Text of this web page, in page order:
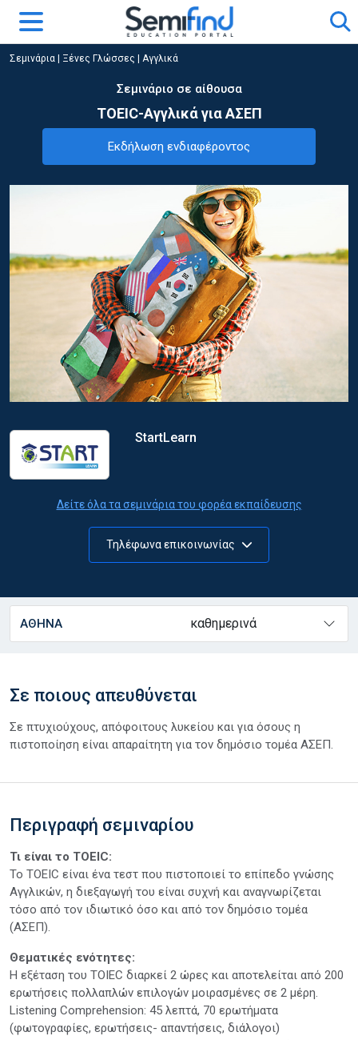
Σεμινάρια Ξένες Γλώσσες Αγγλικά
Σεμινάριο σε αίθουσα
TOEIC-Αγγλικά για ΑΣΕΠ
Εκδήλωση ενδιαφέροντος
StartLearn
Δείτε όλα τα σεμινάρια του φορέα εκπαίδευσης
Τηλέφωνα επικοινωνίας
ΑΘΗΝΑ καθημερινά
Σε ποιους απευθύνεται
Σε πτυχιούχους, απόφοιτους λυκείου και για όσους η
πιστοποίηση είναι απαραίτητη για τον δημόσιο τομέα ΑΣΕΠ.
Περιγραφή σεμιναρίου
Τι είναι το ΤOEIC:
Το TOEIC είναι ένα τεστ που πιστοποιεί το επίπεδο γνώσης
Αγγλικών, η διεξαγωγή του είναι συχνή και αναγνωρίζεται
τόσο από τον ιδιωτικό όσο και από τον δημόσιο τομέα
(ΑΣΕΠ).
Θεματικές ενότητες:
Η εξέταση του TOIEC διαρκεί 2 ώρες και αποτελείται από 200
ερωτήσεις πολλαπλών επιλογών μοιρασμένες σε 2 μέρη.
Listening Comprehension: 45 λεπτά, 70 ερωτήματα
(φωτογραφίες, ερωτήσεις- απαντήσεις, διάλογοι)